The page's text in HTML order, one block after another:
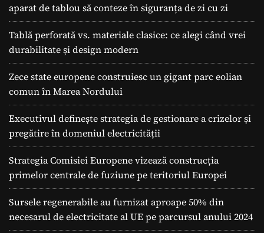
aparat de tablou să conteze în siguranța de zi cu zi
Tablă perforată vs. materiale clasice: ce alegi când vrei
durabilitate și design modern
Zece state europene construiesc un gigant parc eolian
comun în Marea Nordului
Executivul definește strategia de gestionare a crizelor și
pregătire în domeniul electricității
Strategia Comisiei Europene vizează construcția
primelor centrale de fuziune pe teritoriul Europei
Sursele regenerabile au furnizat aproape 50% din
necesarul de electricitate al UE pe parcursul anului 2024